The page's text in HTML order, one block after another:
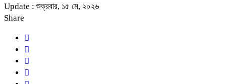
Update : শুক্রবার, ১৫ মে, ২০২৬
Share